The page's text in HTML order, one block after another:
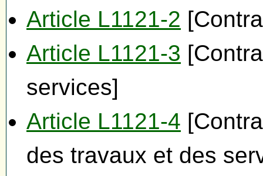
Article L1121-2
Article L1121-3
services]
Article L1121-4
des travaux et des